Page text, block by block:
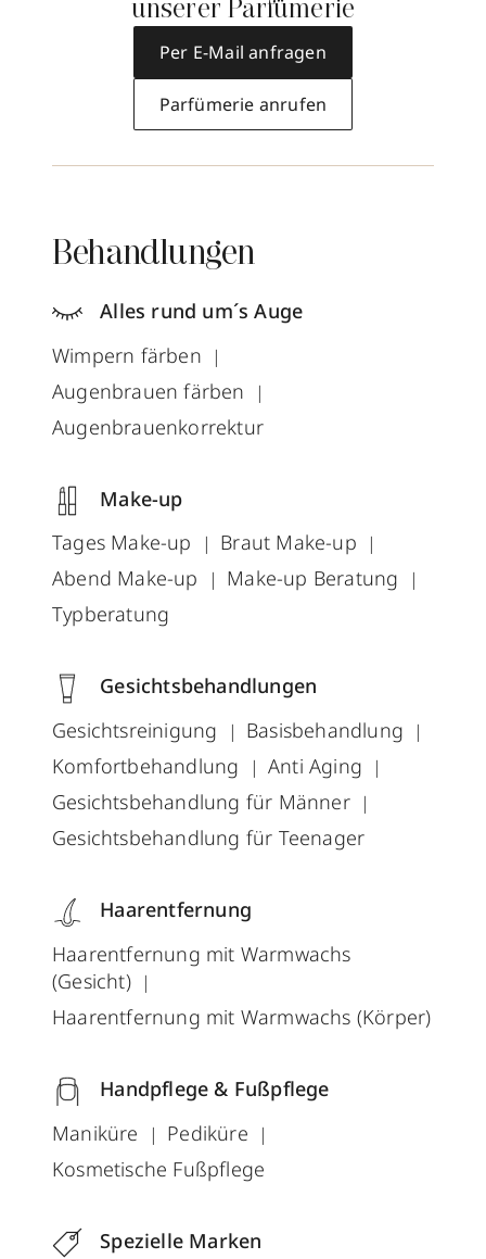
unserer Parfümerie
Per E-Mail anfragen
Parfümerie anrufen
Behandlungen
Alles rund um´s Auge
Wimpern färben
Augenbrauen färben
Augenbrauenkorrektur
Make-up
Tages Make-up
Braut Make-up
Abend Make-up
Make-up Beratung
Typberatung
Gesichtsbehandlungen
Gesichtsreinigung
Basisbehandlung
Komfortbehandlung
Anti Aging
Gesichtsbehandlung für Männer
Gesichtsbehandlung für Teenager
Haarentfernung
Haarentfernung mit Warmwachs
(Gesicht)
Haarentfernung mit Warmwachs (Körper)
Handpflege & Fußpflege
Maniküre
Pediküre
Kosmetische Fußpflege
Spezielle Marken